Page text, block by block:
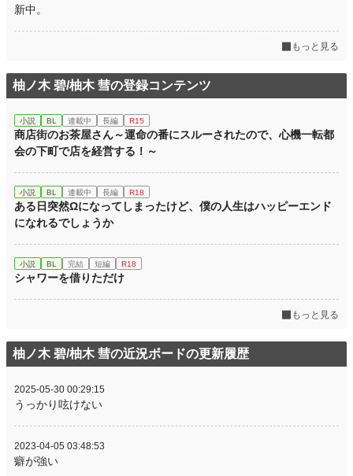
月間ポイント
年間ポイント 70,926 pt (7,945 位)
新中。
もっと見る
柚ノ木 碧/柚木 彗の登録コンテンツ
小説 BL 連載中 長編 R15
商店街のお茶屋さん～運命の番にスルーされたので、心機一転都
会の下町で店を経営する！～
小説 BL 連載中 長編 R18
ある日突然Ωになってしまったけど、僕の人生はハッピーエンド
になれるでしょうか
小説 BL 完結 短編 R18
シャワーを借りただけ
もっと見る
柚ノ木 碧/柚木 彗の近況ボードの更新履歴
2025-05-30 00:29:15
うっかり呟けない
2023-04-05 03:48:53
癖が強い